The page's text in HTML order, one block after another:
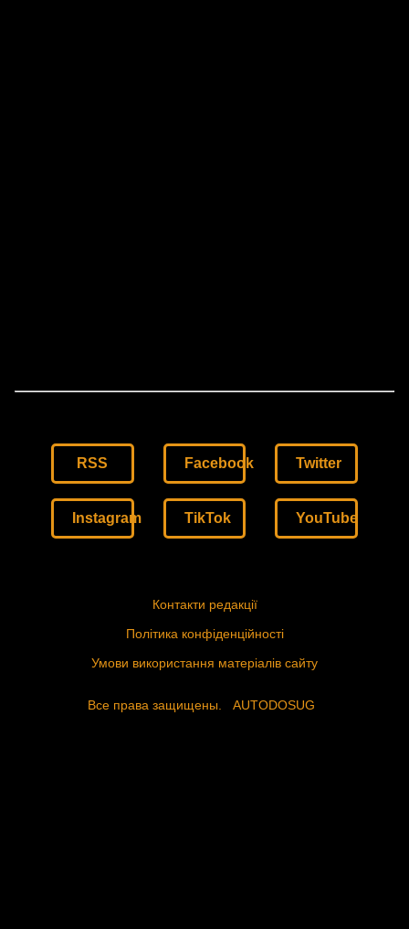
RSS Facebook Twitter
Instagram TikTok YouTube
Контакти редакції
Політика конфіденційності
Умови використання матеріалів сайту
Все права защищены. AUTODOSUG